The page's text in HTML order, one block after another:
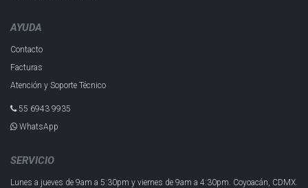
AYUDA
Contacto
Facturas
Atención y Soporte Técnico
55 6943 993​5
WhatsApp
SERVICIO
Lunes a jueves de 9am a 5:30pm y viernes de 9am a 4:30pm. Coyoacán, CDMX.